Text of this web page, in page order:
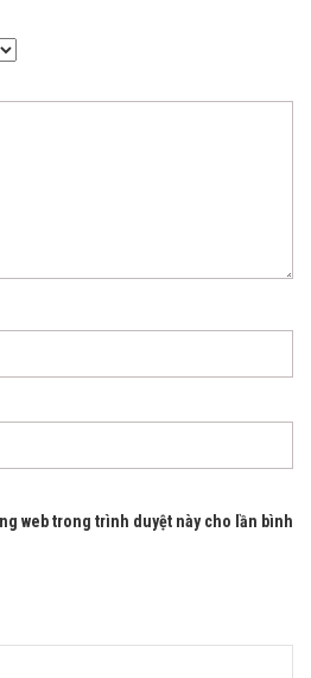
web trong trình duyệt này cho lần bình